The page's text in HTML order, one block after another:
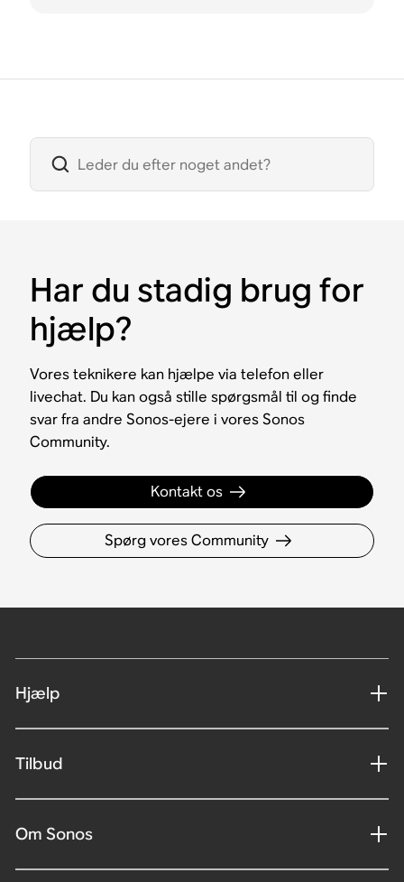
Har du stadig brug for
hjælp?
Vores teknikere kan hjælpe via telefon eller
livechat. Du kan også stille spørgsmål til og finde
svar fra andre Sonos-ejere i vores Sonos
Community.
Kontakt os
Spørg vores Community
Hjælp
Tilbud
Om Sonos